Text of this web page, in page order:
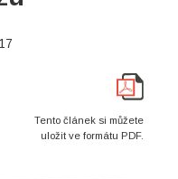
Tento článek si můžete
uložit ve formátu PDF.